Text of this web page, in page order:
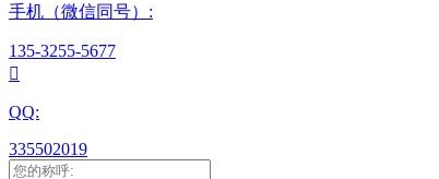
手机（微信同号）:
135-3255-5677

QQ:
335502019